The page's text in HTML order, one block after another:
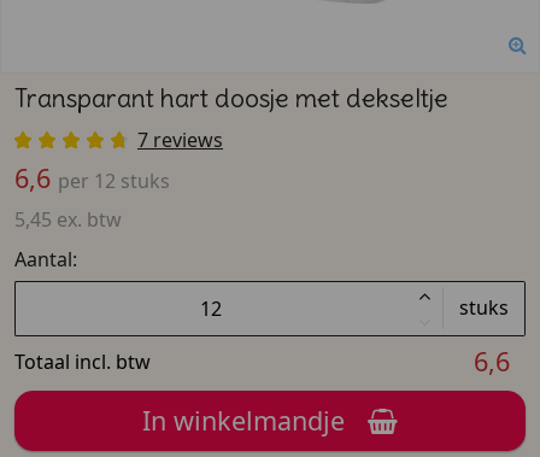
Transparant hart doosje met dekseltje
7 reviews
6,6 per 12 stuks
5,45 ex. btw
Aantal:
stuks
Totaal incl. btw
6,6
In winkelmandje